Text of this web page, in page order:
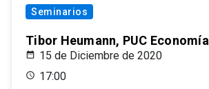
Seminarios
Tibor Heumann, PUC Economía
15 de Diciembre de 2020
17:00